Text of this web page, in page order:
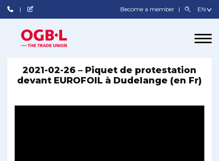
Become a member
2021-02-26 – Piquet de protestation
devant EUROFOIL à Dudelange (en Fr)